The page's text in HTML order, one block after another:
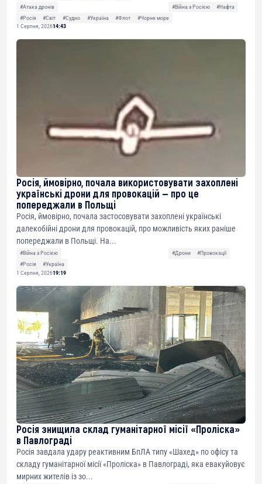
#Атака дронів #Війна з Росією
#Нафта
#Росія
#Світ #Судно #Україна #Флот
#Чорне море
1 Серпня, 202614:43
Росія, ймовірно, почала використовувати захоплені
українські дрони для провокацій — про це
попереджали в Польщі
Росія, ймовірно, почала застосовувати захоплені українські
далекобійні дрони для провокацій, про можливість яких раніше
попереджали в Польщі. На...
#Війна з Росією #Дрони
#Провокації
#Росія
#Україна
1 Серпня, 202619:19
Росія знищила склад гуманітарної місії «Проліска»
в Павлограді
Росія завдала удару реактивним БпЛА типу «Шахед» по офісу та
складу гуманітарної місії «Проліска» в Павлограді, яка евакуйовує
мирних жителів із зо...